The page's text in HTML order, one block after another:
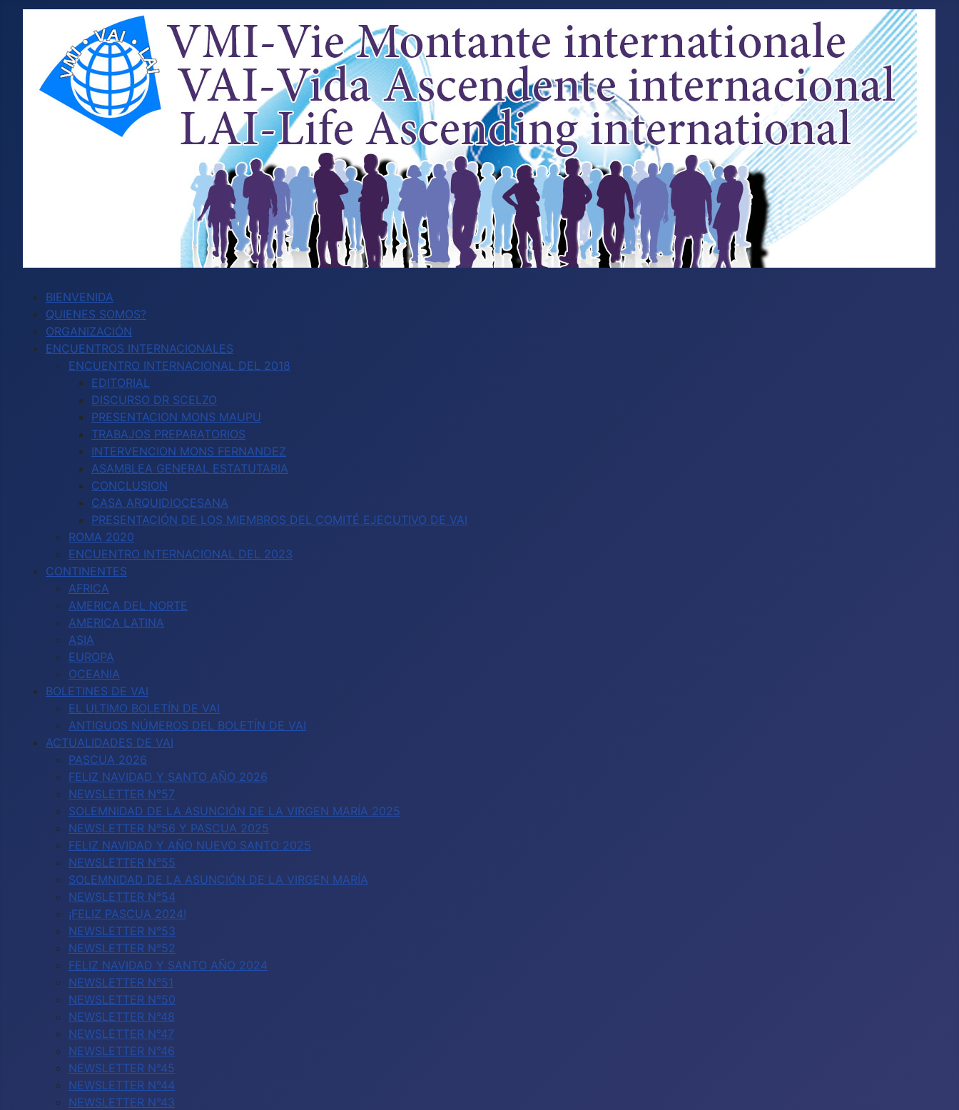
BIENVENIDA
QUIENES SOMOS?
ORGANIZACIÓN
ENCUENTROS INTERNACIONALES
ENCUENTRO INTERNACIONAL DEL 2018
EDITORIAL
DISCURSO DR SCELZO
PRESENTACION MONS MAUPU
TRABAJOS PREPARATORIOS
INTERVENCION MONS FERNANDEZ
ASAMBLEA GENERAL ESTATUTARIA
CONCLUSION
CASA ARQUIDIOCESANA
PRESENTACIÓN DE LOS MIEMBROS DEL COMITÉ EJECUTIVO DE VAI
ROMA 2020
ENCUENTRO INTERNACIONAL DEL 2023
CONTINENTES
AFRICA
AMERICA DEL NORTE
AMERICA LATINA
ASIA
EUROPA
OCEANIA
BOLETINES DE VAI
EL ULTIMO BOLETÍN DE VAI
ANTIGUOS NÚMEROS DEL BOLETÍN DE VAI
ACTUALIDADES DE VAI
PASCUA 2026
FELIZ NAVIDAD Y SANTO AÑO 2026
NEWSLETTER N°57
SOLEMNIDAD DE LA ASUNCIÓN DE LA VIRGEN MARÍA 2025
NEWSLETTER N°56 Y PASCUA 2025
FELIZ NAVIDAD Y AÑO NUEVO SANTO 2025
NEWSLETTER N°55
SOLEMNIDAD DE LA ASUNCIÓN DE LA VIRGEN MARÍA
NEWSLETTER N°54
¡FELIZ PASCUA 2024!
NEWSLETTER N°53
NEWSLETTER N°52
FELIZ NAVIDAD Y SANTO AÑO 2024
NEWSLETTER N°51
NEWSLETTER N°50
NEWSLETTER N°48
NEWSLETTER N°47
NEWSLETTER N°46
NEWSLETTER N°45
NEWSLETTER N°44
NEWSLETTER N°43